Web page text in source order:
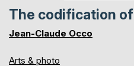
The codification
Jean-Claude Occo
Arts & photo